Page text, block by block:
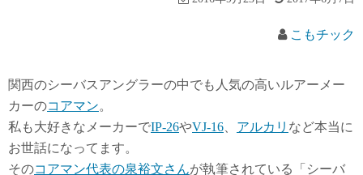
こもチック
関西のシーバスアングラーの中でも人気の高いルアーメー
カーのコアマン。
私も大好きなメーカーでIP-26やVJ-16 アルカリ など本当に
お世話になってます。
そのコアマン代表の泉裕文さんが執筆されている「シーバ